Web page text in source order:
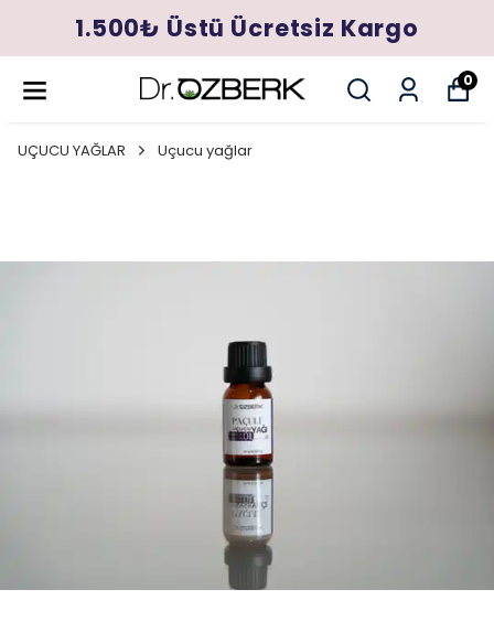
1.500₺ Üstü Ücretsiz Kargo
0
UÇUCU YAĞLAR Uçucu yağlar